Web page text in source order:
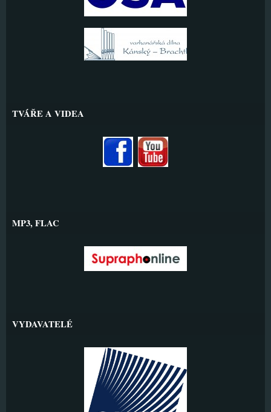
TVÁŘE A VIDEA
MP3, FLAC
VYDAVATELÉ